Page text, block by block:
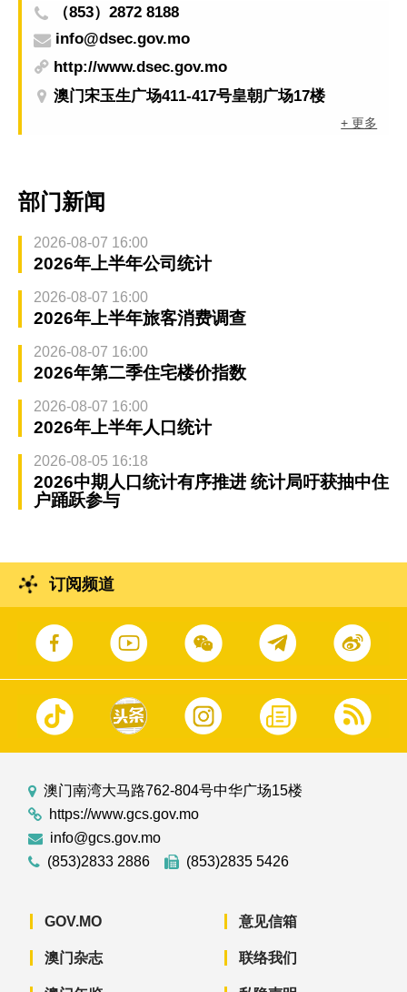
（853）2872 8188
info@dsec.gov.mo
http://www.dsec.gov.mo
澳门宋玉生广场411-417号皇朝广场17楼
+ 更多
部门新闻
2026-08-07 16:00
2026年上半年公司统计
2026-08-07 16:00
2026年上半年旅客消费调查
2026-08-07 16:00
2026年第二季住宅楼价指数
2026-08-07 16:00
2026年上半年人口统计
2026-08-05 16:18
2026中期人口统计有序推进 统计局吁获抽中住
户踊跃参与
订阅频道
澳门南湾大马路762-804号中华广场15楼
https://www.gcs.gov.mo
info@gcs.gov.mo
(853)2833 2886
(853)2835 5426
GOV.MO
澳门杂志
意见信箱
联络我们